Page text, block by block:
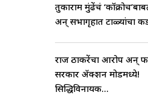
तुकाराम मुंढेंचं
अन् सभागृहात टाळ्यांचा
राज ठाकरेंचा आरोप अन्
सरकार ॲक्शन मोडमध्ये!
सिद्धिविनायक...